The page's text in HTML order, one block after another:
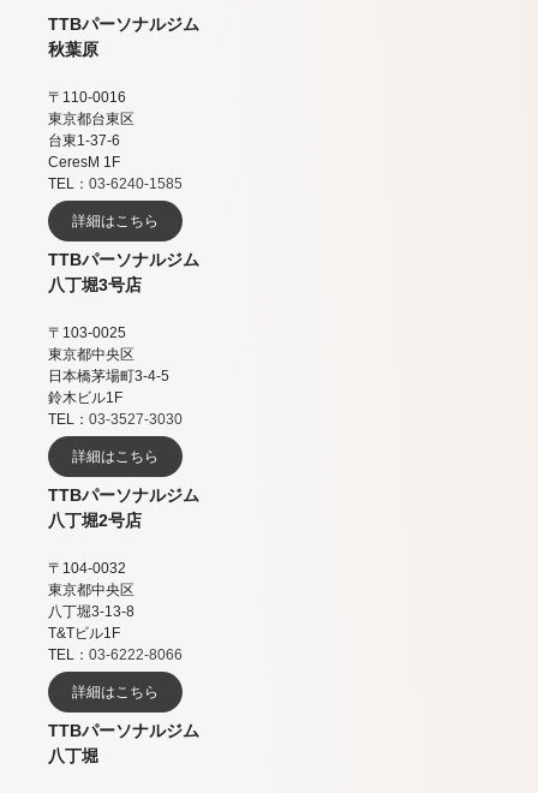
TTBパーソナルジム
秋葉原
〒110-0016
東京都台東区
台東1-37-6
CeresM 1F
TEL： 03-6240-1585
詳細はこちら
TTBパーソナルジム
八丁堀3号店
〒103-0025
東京都中央区
日本橋茅場町3-4-5
鈴木ビル1F
TEL： 03-3527-3030
詳細はこちら
TTBパーソナルジム
八丁堀2号店
〒104-0032
東京都中央区
八丁堀3-13-8
T&Tビル1F
TEL： 03-6222-8066
詳細はこちら
TTBパーソナルジム
八丁堀